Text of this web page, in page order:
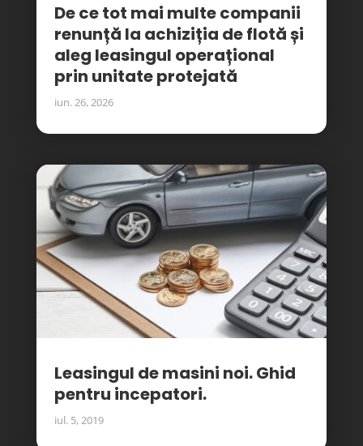
De ce tot mai multe companii
renunță la achiziția de flotă și
aleg leasingul operațional
prin unitate protejată
iun. 26, 2026
Leasingul de masini noi. Ghid
pentru incepatori.
iul. 5, 2019